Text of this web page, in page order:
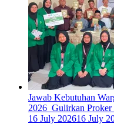
Jawab Kebutuhan
2026 Gulirkan Proker
16 July 202616 July